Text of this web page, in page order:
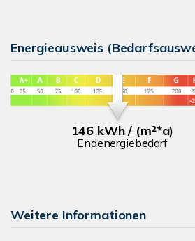
Energieausweis
146 kWh / (m²*a)
Endenergiebedarf
Weitere Informationen